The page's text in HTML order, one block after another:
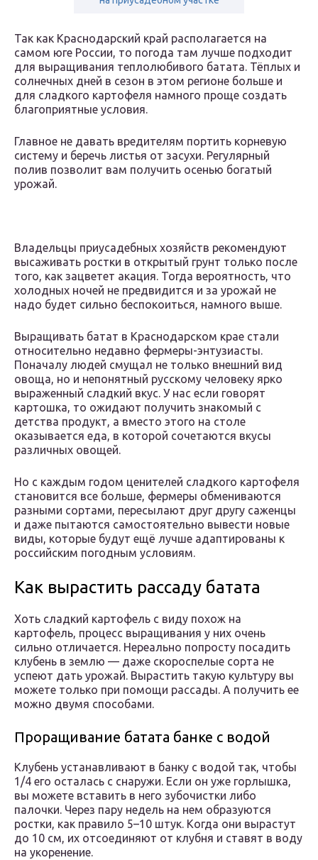
Так как Краснодарский край располагается на
самом юге России, то погода там лучше подходит
для выращивания теплолюбивого батата. Тёплых и
солнечных дней в сезон в этом регионе больше и
для сладкого картофеля намного проще создать
благоприятные условия.
Главное не давать вредителям портить корневую
систему и беречь листья от засухи. Регулярный
полив позволит вам получить осенью богатый
урожай.
Владельцы приусадебных хозяйств рекомендуют
высаживать ростки в открытый грунт только после
того, как зацветет акация. Тогда вероятность, что
холодных ночей не предвидится и за урожай не
надо будет сильно беспокоиться, намного выше.
Выращивать батат в Краснодарском крае стали
относительно недавно фермеры-энтузиасты.
Поначалу людей смущал не только внешний вид
овоща, но и непонятный русскому человеку ярко
выраженный сладкий вкус. У нас если говорят
картошка, то ожидают получить знакомый с
детства продукт, а вместо этого на столе
оказывается еда, в которой сочетаются вкусы
различных овощей.
Но с каждым годом ценителей сладкого картофеля
становится все больше, фермеры обмениваются
разными сортами, пересылают друг другу саженцы
и даже пытаются самостоятельно вывести новые
виды, которые будут ещё лучше адаптированы к
российским погодным условиям.
Как вырастить рассаду батата
Хоть сладкий картофель с виду похож на
картофель, процесс выращивания у них очень
сильно отличается. Нереально попросту посадить
клубень в землю — даже скороспелые сорта не
успеют дать урожай. Вырастить такую культуру вы
можете только при помощи рассады. А получить ее
можно двумя способами.
Проращивание батата банке с водой
Клубень устанавливают в банку с водой так, чтобы
1/4 его осталась с снаружи. Если он уже горлышка,
вы можете вставить в него зубочистки либо
палочки. Через пару недель на нем образуются
ростки, как правило 5–10 штук. Когда они вырастут
до 10 см, их отсоединяют от клубня и ставят в воду
на укоренение.